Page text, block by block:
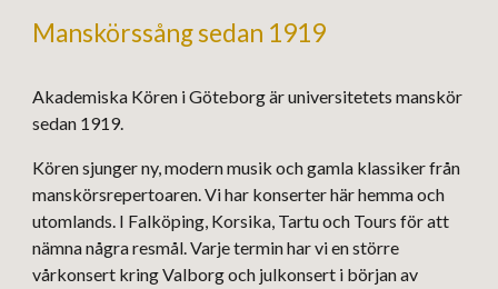
Manskörssång sedan 1919
Akademiska Kören i Göteborg är universitetets manskör
sedan 1919.
Kören sjunger ny, modern musik och gamla klassiker från
manskörsrepertoaren. Vi har konserter här hemma och
utomlands. I Falköping, Korsika, Tartuoch Tours för att
nämna några resmål. Varje termin har vi en större
vårkonsert kring Valborg och julkonsert i början av